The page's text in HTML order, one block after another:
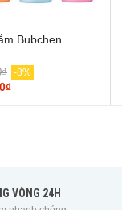
Bubchen
-8%
VÒNG 24H